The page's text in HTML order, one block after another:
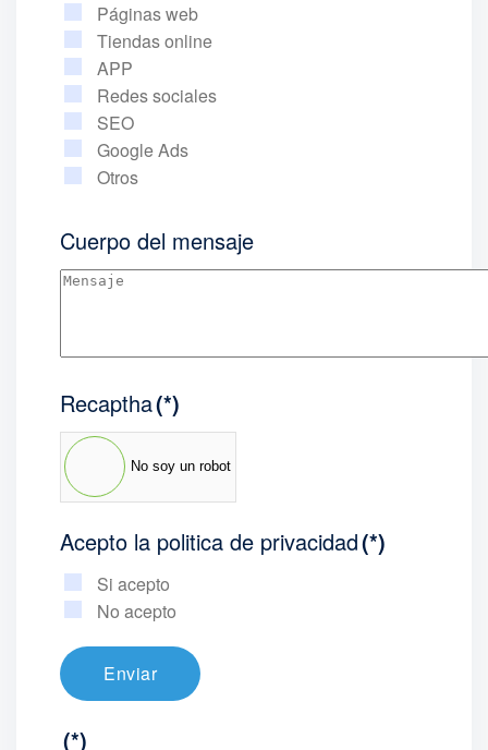
Páginas web
Tiendas online
APP
Redes sociales
SEO
Google Ads
Otros
Cuerpo del mensaje
Recaptha(*)
No soy un robot
Acepto la politica de privacidad(*)
Si acepto
No acepto
Enviar
(*)